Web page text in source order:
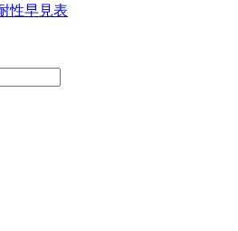
性早見表